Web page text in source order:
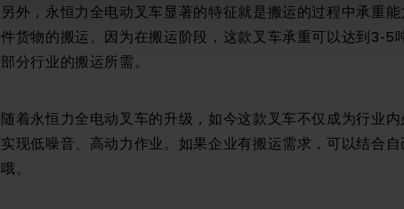
另外，永恒力全电动叉车显著的特征就是搬运的过程中承重
件货物的搬运。因为在搬运阶段，这款叉车承重可以达到3-5
部分行业的搬运所需。
随着永恒力全电动叉车的升级，如今这款叉车不仅成为行业
实现低噪音、高动力作业。如果企业有搬运需求，可以结合
哦。